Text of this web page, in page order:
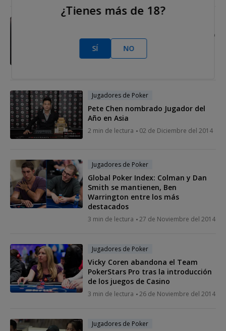
Vicente Delgado: "Cada día aprendo
algo del poker y de la vida"
13 min de lectura
02 de Diciembre del
Jugadores de Poker
Pete Chen nombrado Jugador del
Año en Asia
2 min de lectura 02 de Diciembre del 2014
Jugadores de Poker
Global Poker Index: Colman y Dan
Smith se mantienen, Ben
Warrington entre los más
destacados
3 min de lectura 27 de Noviembre del 2014
Jugadores de Poker
Vicky Coren abandona el Team
PokerStars Pro tras la introducción
de los juegos de Casino
3 min de lectura 26 de Noviembre del 2014
Jugadores de Poker
¿Tienes más de 18?
SÍ NO